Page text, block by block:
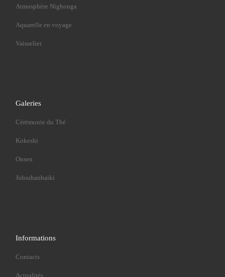
Atmosphère Nighonga
Aquarelle en voyage
Vaisselier
Galeries
Cérémonie du Thé
Kokeshi
Onsen
Jidouhanbaiki
Informations
Contacts
Actualités